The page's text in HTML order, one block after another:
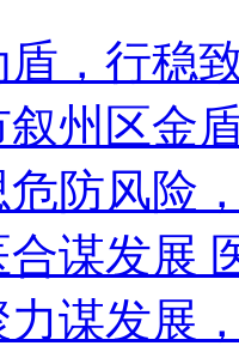
盾，行稳
叙州区金
危防风险
合谋发展
谋发展